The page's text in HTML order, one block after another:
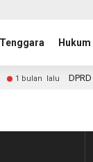
1 bulan lalu